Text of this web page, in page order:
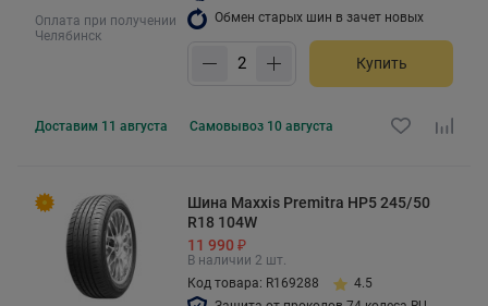
Оплата при получении
Челябинск
Обмен старых шин в зачет новых
Купить
Доставим 11 августа Самовывоз 10 августа
Шина Maxxis Premitra HP5 245/50
R18 104W
11 990 ₽
В наличии 2 шт.
Код товара: R169288
4.5